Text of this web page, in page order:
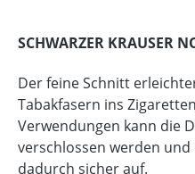
SCHWARZER KRAUSER
Der feine Schnitt
Tabakfasern ins
Verwendungen kann die
verschlossen werden
dadurch sicher auf.